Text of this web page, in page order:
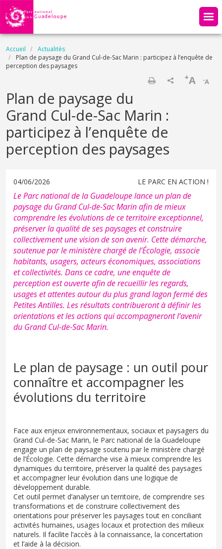
Aller au contenu principal
Fil d'Ariane
Accueil
Actualités
Plan de paysage du Grand Cul-de-Sac Marin : participez à l’enquête de
perception des paysages
-A
+A
Plan de paysage du
Grand Cul-de-Sac Marin :
participez à l’enquête de
perception des paysages
04/06/2026 LE PARC EN ACTION !
Le Parc national de la Guadeloupe lance un plan de
paysage du Grand Cul-de-Sac Marin afin de mieux
comprendre les évolutions de ce territoire exceptionnel,
préserver la qualité de ses paysages et construire
collectivement une vision de son avenir. Cette démarche,
soutenue par le ministère chargé de l’Écologie, associe
habitants, usagers, acteurs économiques, associations
et collectivités. Dans ce cadre, une enquête de
perception est ouverte afin de recueillir les regards,
usages et attentes autour du plus grand lagon fermé des
Petites Antilles. Les résultats contribueront à définir les
orientations et les actions qui accompagneront l’avenir
du Grand Cul-de-Sac Marin.
Le plan de paysage : un outil pour
connaître et accompagner les
évolutions du territoire
Face aux enjeux environnementaux, sociaux et paysagers du
Grand Cul-de-Sac Marin, le Parc national de la Guadeloupe
engage un plan de paysage soutenu par le ministère chargé
de l’Écologie. Cette démarche vise à mieux comprendre les
dynamiques du territoire, préserver la qualité des paysages
et accompagner leur évolution dans une logique de
développement durable.
Cet outil permet d’analyser un territoire, de comprendre ses
transformations et de construire collectivement des
orientations pour préserver les paysages tout en conciliant
activités humaines, usages locaux et protection des milieux
naturels. Il facilite l’accès à la connaissance, la concertation
et l’aide à la décision.